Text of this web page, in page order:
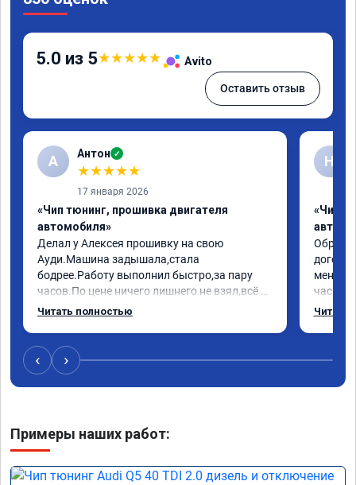
5.0 из 5★★★★★ Avito
Оставить отзыв
А Антон ✓
★★★★★
17 января 2026
«Чип тюнинг, прошивка двигателя
автомобиля»
Делал у Алексея прошивку на свою
Ауди.Машина задышала,стала
бодрее.Работу выполнил быстро,за пару
часов.По цене ничего лишнего не взял,всё
как договаривались заранее.После работы
случае поломки авто.Однозначно
рекомендую Алексея как грамотного
специалиста!
Читать полностью
Н
«Чип
меня
час
Арман
Читать
‹ ›
Примеры наших работ: